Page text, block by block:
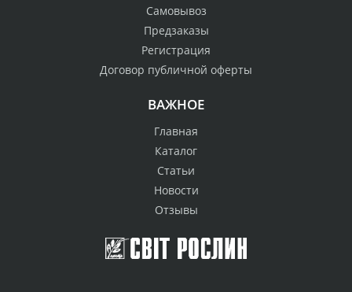
Самовывоз
Предзаказы
Регистрация
Договор публичной оферты
ВАЖНОЕ
Главная
Каталог
Статьи
Новости
Отзывы